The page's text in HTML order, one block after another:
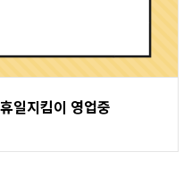
일지킴이 영업중